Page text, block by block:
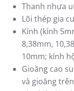
Thanh nhựa
Lõi thép gia
Kính (kính
8,38mm,
10mm; kính
Gioăng cao
và gioăng